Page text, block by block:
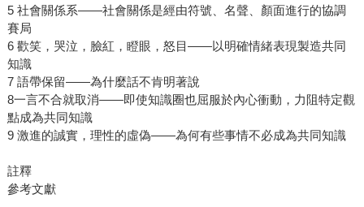
5 社會關係系——社會關係是經由符號、名聲、顏面進行的協調
賽局
6 歡笑，哭泣，臉紅，瞪眼，怒目——以明確情緒表現製造共同
知識
7 語帶保留——為什麼話不肯明著說
8一言不合就取消——即使知識圈也屈服於內心衝動，力阻特定觀
點成為共同知識
9 激進的誠實，理性的虛偽——為何有些事情不必成為共同知識
註釋
​​​​​​​參考文獻